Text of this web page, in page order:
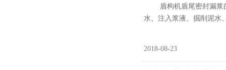
盾构机盾尾密封漏浆的
水、注入浆液、掘削泥水
2018-08-23